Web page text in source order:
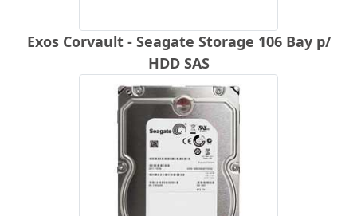
Exos Corvault - Seagate Storage 106 Bay p/
HDD SAS